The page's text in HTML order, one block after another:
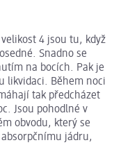
4 jsou tu, když
Snadno se
na bocích. Pak je
likvidaci. Během noci
tak předcházet
Jsou pohodlné v
obvodu, který se
jádru,